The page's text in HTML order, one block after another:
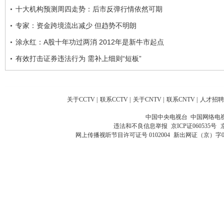
十大机构预测周四走势：后市反弹行情依然可期
专家：资金跨境流出减少 但趋势不明朗
涂永红：A股十年功过两消 2012年是新牛市起点
有效打击证券违法行为 需补上细则“短板”
关于CCTV | 联系CCTV | 关于CNTV | 联系CNTV | 人才招聘
中国中央电视台 中国网络电
违法和不良信息举报 京ICP证060535号
网上传播视听节目许可证号 0102004 新出网证（京）